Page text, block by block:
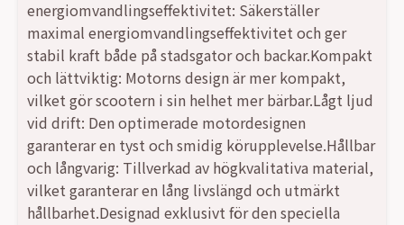
energiomvandlingseffektivitet: Säkerställer
maximal energiomvandlingseffektivitet och ger
stabil kraft både på stadsgator och backar.Kompakt
och lättviktig: Motorns design är mer kompakt,
vilket gör scootern i sin helhet mer bärbar.Lågt ljud
vid drift: Den optimerade motordesignen
garanterar en tyst och smidig körupplevelse.Hållbar
och långvarig: Tillverkad av högkvalitativa material,
vilket garanterar en lång livslängd och utmärkt
hållbarhet.Designad exklusivt för den speciella